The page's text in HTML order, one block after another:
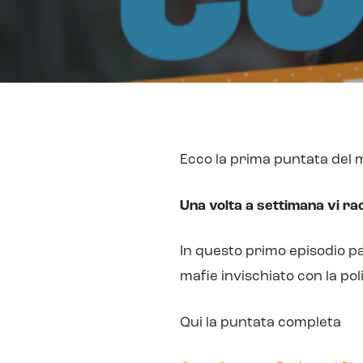
Ecco la prima puntata del
Una volta a settimana vi
In questo primo episodio
mafie invischiato con la
Qui la puntata completa